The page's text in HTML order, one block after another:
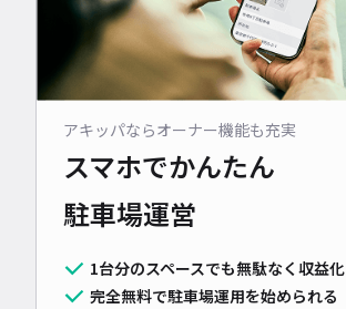
アキッパならオーナー機能も充実
スマホでかんたん
駐車場運営
1台分のスペースでも無駄なく収益化
完全無料で駐車場運用を始められる